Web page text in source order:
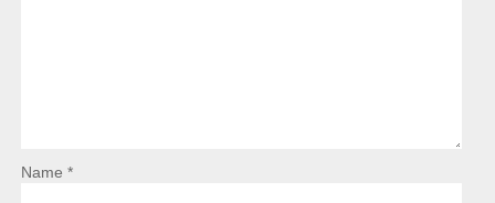
Name *